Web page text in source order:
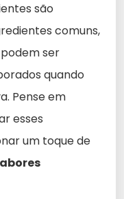
são
comuns,
ser
quando
Pense em
esses
um toque de